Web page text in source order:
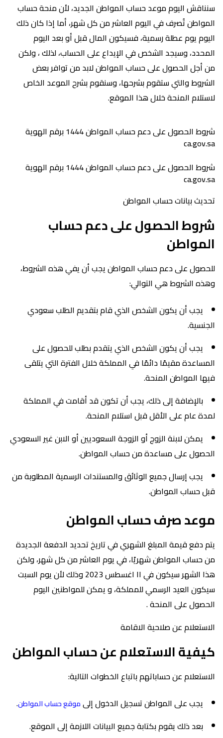
سنناقش اليوم موعد حساب المواطن الجديد، لأن منحة حساب
المواطن تُصرف في اليوم العاشر من كل شهر، أما إذا كان ذلك
اليوم يوم عطلة رسمية، فسيكون المال قبل أو بعد اليوم
المحدد، وسيجد الشخص في الإيداع على الحساب، لذلك ، ولكن
من أجل الحصول على حساب المواطن لابد من توافر بعض
الشروط والتي ستقوم بشرحها، وسنقوم بشرح الموعد الخاص
لاستلام المنحة خلال هذا الموقع.
شروط الحصول على دعم حساب المواطن 1444 برقم الهوية
ca.gov.sa
شروط الحصول على دعم حساب المواطن 1444 برقم الهوية
ca.gov.sa
تحديث بيانات حساب المواطن
شروط الحصول على دعم حساب
المواطن
للحصول على دعم حساب المواطن يجب أن يفي هذه الشروط،
وهذه الشروط هي التوالي:
يجب أن يكون الشخص الذي قام بتقديم الطلب سعودي
الجنسية.
يجب أن يكون الشخص الذي يتقدم بطلب للحصول على
المساعدة مقيمًا دائمًا في المملكة خلال الفترة التي يتلقى
فيها المواطن المنحة.
بالإضافة إلى ذلك، يجب أن تكون قد أقامت في المملكة
لمدة عام على الأقل قبل استلام المنحة.
يمكن لابنة الزوج أو الزوجة السعوديين أو الابن غير السعودي
الحصول على مساعدة من حساب المواطن.
يجب إرسال جميع الوثائق والمستندات الرسمية المطلوبة من
قبل حساب المواطن.
موعد صرف حساب المواطن
يتم دفع قيمة المبلغ الشهري في تاريخ تحديد الدفعة الجديدة
من حساب المواطن شهريًا، في يوم العاشر من كل شهر، ولكن
هذا الشهر سيكون في ١١ اغسطس 2023 وذلك لأن يوم السبت
سيكون العيد الرسمي للمملكة، و يمكن للمواطنين اليوم
الحصول على المنحة .
الاستعلام عن صلاحية الاقامة
كيفية الاستعلام عن حساب المواطن
الاستعلام عن حساباتهم باتباع الخطوات التالية:
يجب على المواطن تسجيل الدخول إلىموقع حساب المواطن.
بعد ذلك يقوم بكتابة جميع البيانات اللازمة إلى الموقع.